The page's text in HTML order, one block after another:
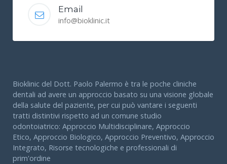
Email
info@bioklinic.it
Bioklinic del Dott. Paolo Palermo è tra le poche cliniche
dentali ad avere un approccio basato su una visione globale
della salute del paziente, per cui può vantare i seguenti
tratti distintivi rispetto ad un comune studio
odontoiatrico: Approccio Multidisciplinare, Approccio
Etico, Approccio Biologico, Approccio Preventivo, Approccio
Integrato, Risorse tecnologiche e professionali di
prim'ordine